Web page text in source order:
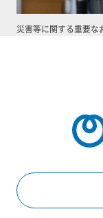
災害等に関する重要な